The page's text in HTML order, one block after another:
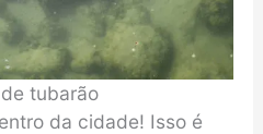
tubarão
da cidade! Isso é